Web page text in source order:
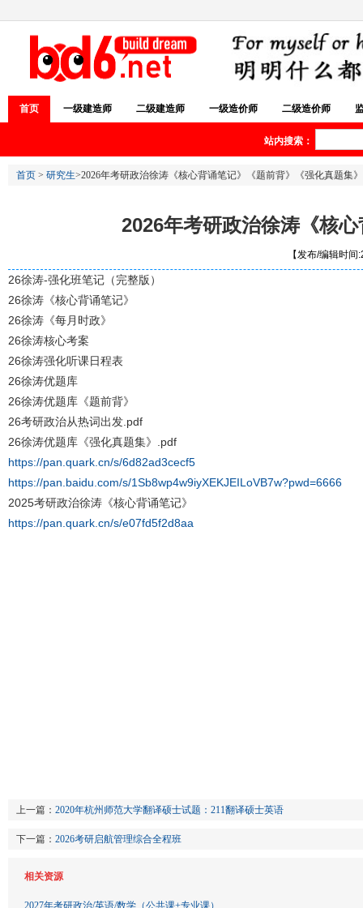
首页 一级建造师 二级建造师 一级造价师 二级造价师
站内搜索：
首页 > 研究生>2026年考研政治徐涛《核心背诵笔记》《题前背》《强化真题集
2026年考研政治徐涛《核
【发布/编辑时
26徐涛-强化班笔记（完整版）
26徐涛《核心背诵笔记》
26徐涛《每月时政》
26徐涛核心考案
26徐涛强化听课日程表
26徐涛优题库
26徐涛优题库《题前背》
26考研政治从热词出发.pdf
26徐涛优题库《强化真题集》.pdf
https://pan.quark.cn/s/6d82ad3cecf5
https://pan.baidu.com/s/1Sb8wp4w9iyXEKJEILoVB7w?pwd=6666
2025考研政治徐涛《核心背诵笔记》
https://pan.quark.cn/s/e07fd5f2d8aa
上一篇： 2020年杭州师范大学翻译硕士试题：211翻译硕士英语
下一篇： 2026考研启航管理综合全程班
相关资源
2027年考研政治/英语/数学（公共课+专业课）